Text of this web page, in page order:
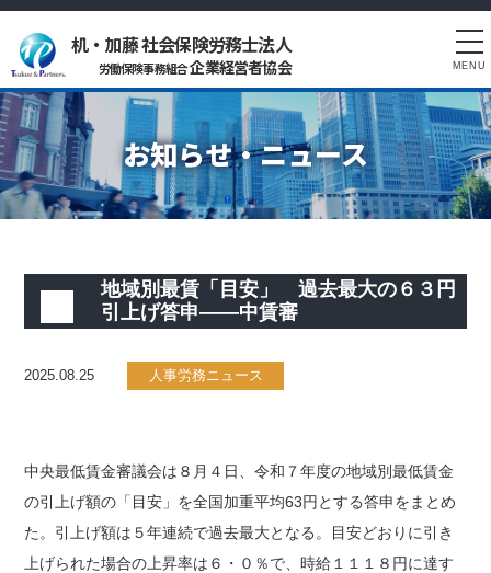
MENU
机・加藤 社会保険労務士法人
労働保険事務組合企業経営者協会
お知らせ・ニュース
地域別最賃「目安」 過去最大の６３円
引上げ答申――中賃審
2025.08.25 人事労務ニュース
中央最低賃金審議会は８月４日、令和７年度の地域別最低賃金
の引上げ額の「目安」を全国加重平均63円とする答申をまとめ
た。引上げ額は５年連続で過去最大となる。目安どおりに引き
上げられた場合の上昇率は６・０％で、時給１１１８円に達す